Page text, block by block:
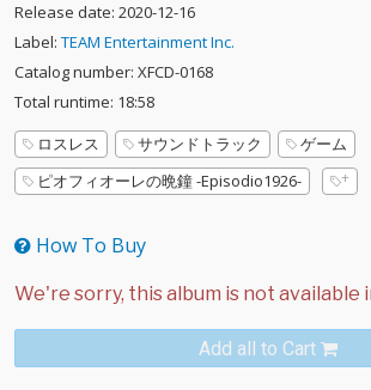
Release date: 2020-12-16
Label: TEAM Entertainment Inc.
Catalog number: XFCD-0168
Total runtime: 18:58
ロスレス
サウンドトラック
ゲーム
ピオフィオーレの晩鐘 -Episodio1926-
How To Buy
Add all to Cart